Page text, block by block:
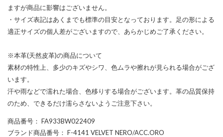
ますが商品に影響はございません。
・サイズ表記はあくまでも標準の目安となっております。足の形による
適正サイズの個人差がございますので、あらかじめご了承ください。
※本革(天然皮革)の商品について
素材の特性上、多少のキズやシワ、色ムラや擦れが見られる場合がござ
います。
汗や雨などで濡れた場合、色移りする場合がございます。革の品質保持
のため、できるだけ濡らさないようご注意下さい。
商品番号 ： FA933BW022409
ブランド商品番号 ： F-4141 VELVET NERO/ACC.ORO